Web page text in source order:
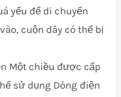
yếu để di chuyển
cuộn dây có thể bị
Một chiều được cấp
sử dụng Dòng điện